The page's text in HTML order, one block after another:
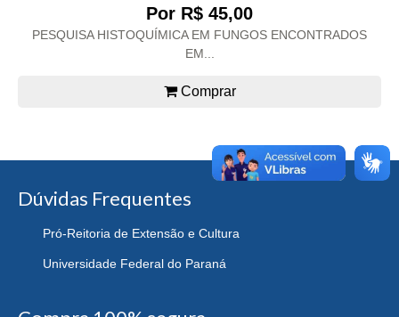
Por R$ 45,00
PESQUISA HISTOQUÍMICA EM FUNGOS ENCONTRADOS
EM...
Comprar
Dúvidas Frequentes
Pró-Reitoria de Extensão e Cultura
Universidade Federal do Paraná